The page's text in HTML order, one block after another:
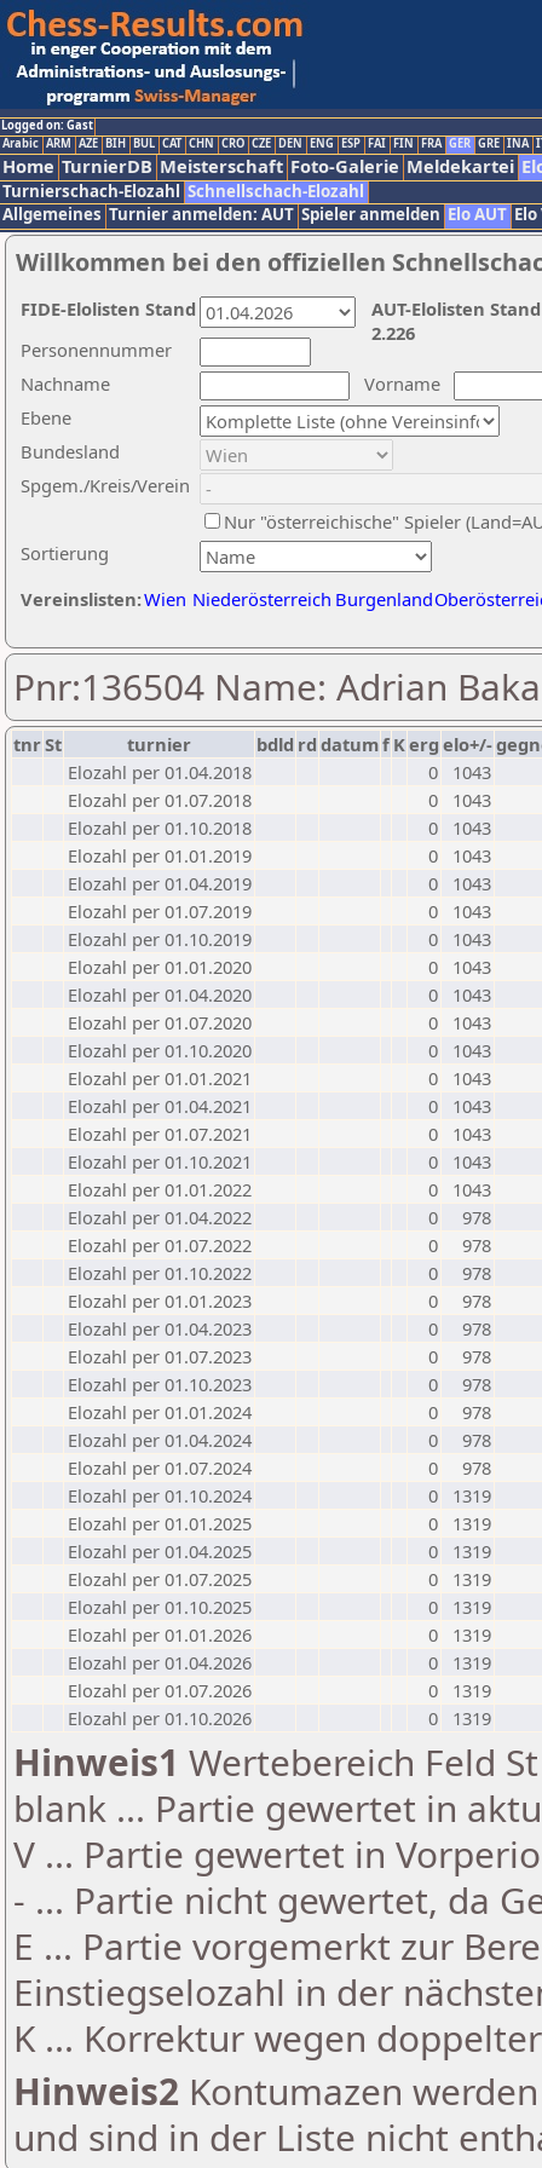
Logged on: Gast
Arabic ARM AZE BIH BUL CAT CHN CRO CZE DEN ENG ESP FAI FIN FRA GER GRE INA
Home TurnierDB Meisterschaft Foto-Galerie Meldekartei
Turnierschach-Elozahl Schnellschach-Elozahl
Allgemeines Turnier anmelden: AUT Spieler anmelden Elo AUT
Willkommen bei den offiziellen
Nachname
Vorname
Ebene
Sortierung
Personennummer
Bundesland
Spgem./Kreis/Verein
Nur "österreichische" Spieler
Vereinslisten:Wien Niederösterreich Burgenland
AUT-Elolisten
2.226
FIDE-Elolisten Stand
Pnr:136504 Name: Adrian
tnrSt turnier bdld rd datumf Kerg elo+/-
Elozahl per 01.04.2018
0
1043
Elozahl per 01.07.2018
0
1043
Elozahl per 01.10.2018
0
1043
Elozahl per 01.01.2019
0
1043
Elozahl per 01.04.2019
0
1043
Elozahl per 01.07.2019
0
1043
Elozahl per 01.10.2019
0
1043
Elozahl per 01.01.2020
0
1043
Elozahl per 01.04.2020
0
1043
Elozahl per 01.07.2020
0
1043
Elozahl per 01.10.2020
0
1043
Elozahl per 01.01.2021
0
1043
Elozahl per 01.04.2021
0
1043
Elozahl per 01.07.2021
0
1043
Elozahl per 01.10.2021
0
1043
Elozahl per 01.01.2022
0
1043
Elozahl per 01.04.2022
0
978
Elozahl per 01.07.2022
0
978
Elozahl per 01.10.2022
0
978
Elozahl per 01.01.2023
0
978
Elozahl per 01.04.2023
0
978
Elozahl per 01.07.2023
0
978
Elozahl per 01.10.2023
0
978
Elozahl per 01.01.2024
0
978
Elozahl per 01.04.2024
0
978
Elozahl per 01.07.2024
0
978
Elozahl per 01.10.2024
0
1319
Elozahl per 01.01.2025
0
1319
Elozahl per 01.04.2025
0
1319
Elozahl per 01.07.2025
0
1319
Elozahl per 01.10.2025
0
1319
Elozahl per 01.01.2026
0
1319
Elozahl per 01.04.2026
0
1319
Elozahl per 01.07.2026
0
1319
Elozahl per 01.10.2026
0 1319
Hinweis1 Wertebereich Feld
blank ... Partie gewertet in
V ... Partie gewertet in
- ... Partie nicht gewertet, da
E ... Partie vorgemerkt zur
Einstiegselozahl in der
K ... Korrektur wegen
Hinweis2 Kontumazen
und sind in der Liste nicht